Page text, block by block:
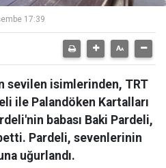
17:39
sevilen isimlerinden, TRT
ile Palandöken Kartalları
babası Baki Pardeli,
Pardeli, sevenlerinin
uğurlandı.